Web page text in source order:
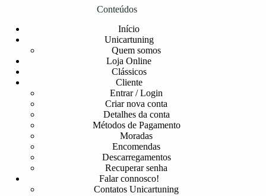
Conteúdos
Início
Unicartuning
Quem somos
Loja Online
Clássicos
Cliente
Entrar / Login
Criar nova conta
Detalhes da conta
Métodos de Pagamento
Moradas
Encomendas
Descarregamentos
Recuperar senha
Falar connosco!
Contatos Unicartuning